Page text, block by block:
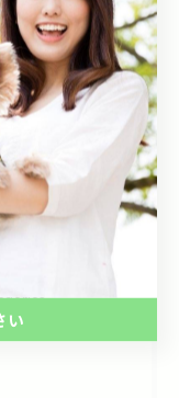
、
...
い